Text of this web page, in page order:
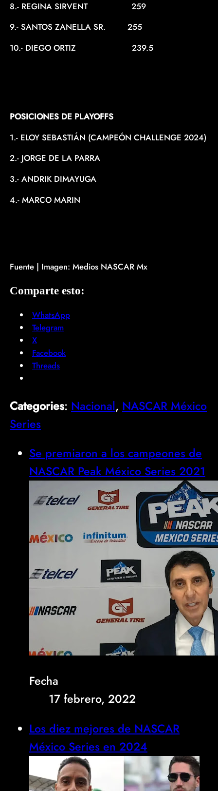
8.- REGINA SIRVENT 259
9.- SANTOS ZANELLA SR. 255
10.- DIEGO ORTIZ 239.5
POSICIONES DE PLAYOFFS
1.- ELOY SEBASTIÁN (CAMPEÓN CHALLENGE 2024)
2.- JORGE DE LA PARRA
3.- ANDRIK DIMAYUGA
4.- MARCO MARIN
Fuente | Imagen: Medios NASCAR Mx
Comparte esto:
WhatsApp
Telegram
X
Facebook
Threads
Categories: Nacional, NASCAR México
Series
Se premiaron a los campeones de
NASCAR Peak México Series 2021
Fecha
17 febrero, 2022
Los diez mejores de NASCAR
México Series en 2024